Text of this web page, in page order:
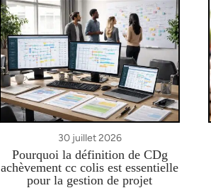
30 juillet 2026
Pourquoi la définition de CDg
achèvement cc colis est essentielle
pour la gestion de projet